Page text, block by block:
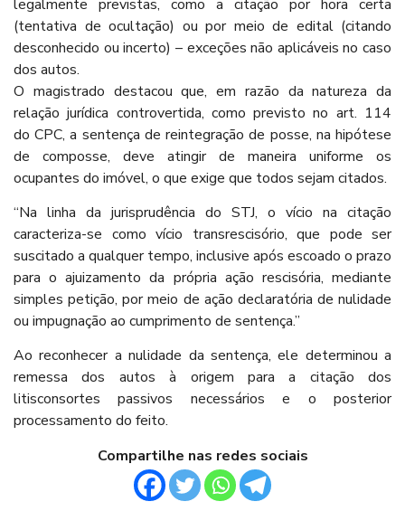
legalmente previstas, como a citação por hora certa
(tentativa de ocultação) ou por meio de edital (citando
desconhecido ou incerto) – exceções não aplicáveis no caso
dos autos.
O magistrado destacou que, em razão da natureza da
relação jurídica controvertida, como previsto no art. 114
do CPC, a sentença de reintegração de posse, na hipótese
de composse, deve atingir de maneira uniforme os
ocupantes do imóvel, o que exige que todos sejam citados.
“Na linha da jurisprudência do STJ, o vício na citação
caracteriza-se como vício transrescisório, que pode ser
suscitado a qualquer tempo, inclusive após escoado o prazo
para o ajuizamento da própria ação rescisória, mediante
simples petição, por meio de ação declaratória de nulidade
ou impugnação ao cumprimento de sentença.”
Ao reconhecer a nulidade da sentença, ele determinou a
remessa dos autos à origem para a citação dos
litisconsortes passivos necessários e o posterior
processamento do feito.
Compartilhe nas redes sociais